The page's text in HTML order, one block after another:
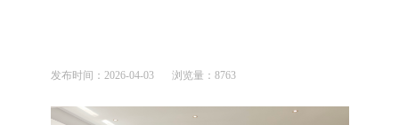
发布时间： 2026-04-03 浏览量： 8763